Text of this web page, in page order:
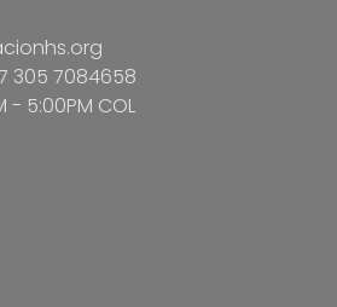
305 7084658
- 5:00PM COL